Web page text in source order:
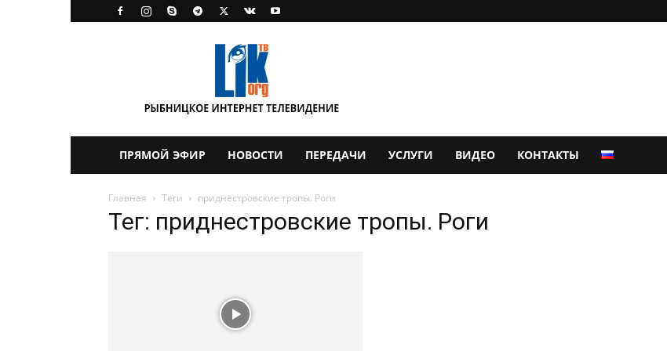
ПРЯМОЙ ЭФИР НОВОСТИ ПЕРЕДАЧИ УСЛУГИ ВИДЕО КОНТАКТЫ
Главная Теги приднестровские тропы. Роги
Тег: приднестровские тропы. Роги